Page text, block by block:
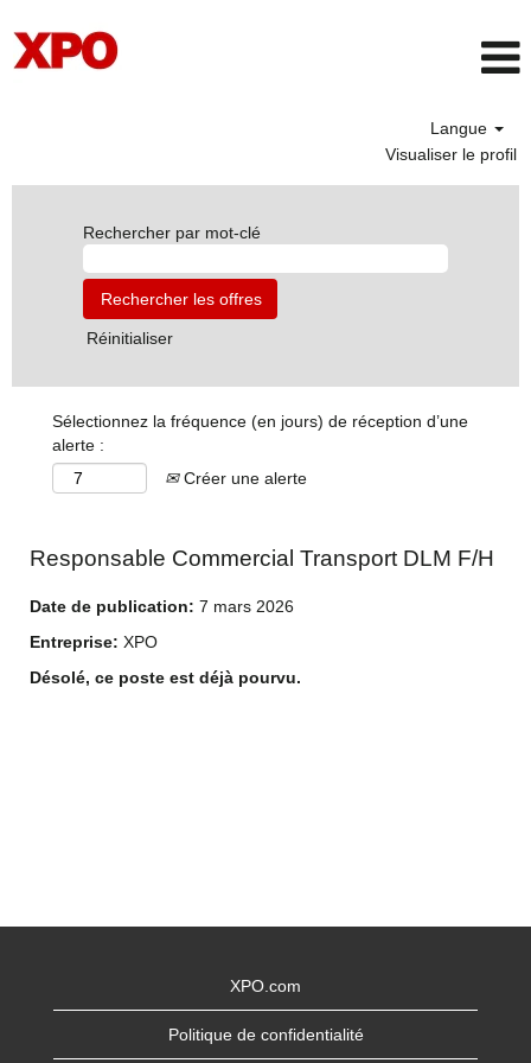
Langue
Visualiser le profil
Rechercher par mot-clé
Réinitialiser
Sélectionnez la fréquence (en jours) de réception d’une
alerte :
Créer une alerte
Responsable Commercial Transport DLM F/H
Date de publication: 7 mars 2026
Entreprise: XPO
Désolé, ce poste est déjà pourvu.
XPO.com
Politique de confidentialité